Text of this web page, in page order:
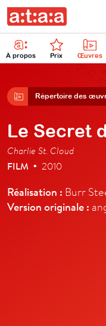
À propos Prix Œuvres
Répertoire des
Le Secret
Charlie St. Cloud
FILM • 2010
Réalisation : Burr
Version originale :